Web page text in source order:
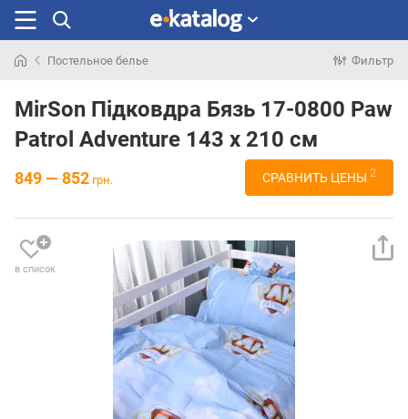
раньше
Постельное белье Фильтр
MirSon Підковдра Бязь 17-0800 Paw
Patrol Adventure 143 x 210 см
849 — 852 грн. СРАВНИТЬ ЦЕНЫ 2
в список